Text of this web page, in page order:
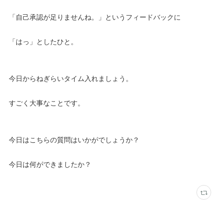
「自己承認が足りませんね。」というフィードバックに
「はっ」としたひと。
今日からねぎらいタイム入れましょう。
すごく大事なことです。
今日はこちらの質問はいかがでしょうか？
今日は何ができましたか？